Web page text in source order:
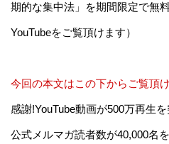
期的な集中法」を期間限定で無
YouTubeをご覧頂けます）
今回の本文はこの下からご覧頂け
感謝!YouTube動画が500万再生を
公式メルマガ読者数が40,000名